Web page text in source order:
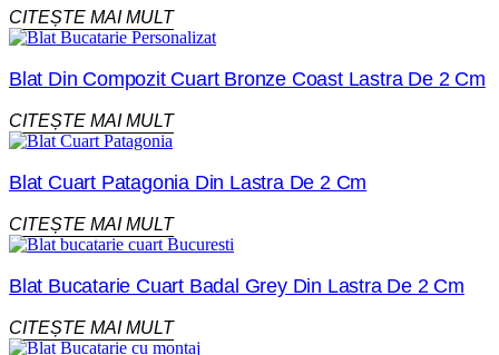
CITEȘTE MAI MULT
Blat Din Compozit Cuart Bronze Coast Lastra De 2 Cm
CITEȘTE MAI MULT
Blat Cuart Patagonia Din Lastra De 2 Cm
CITEȘTE MAI MULT
Blat Bucatarie Cuart Badal Grey Din Lastra De 2 Cm
CITEȘTE MAI MULT